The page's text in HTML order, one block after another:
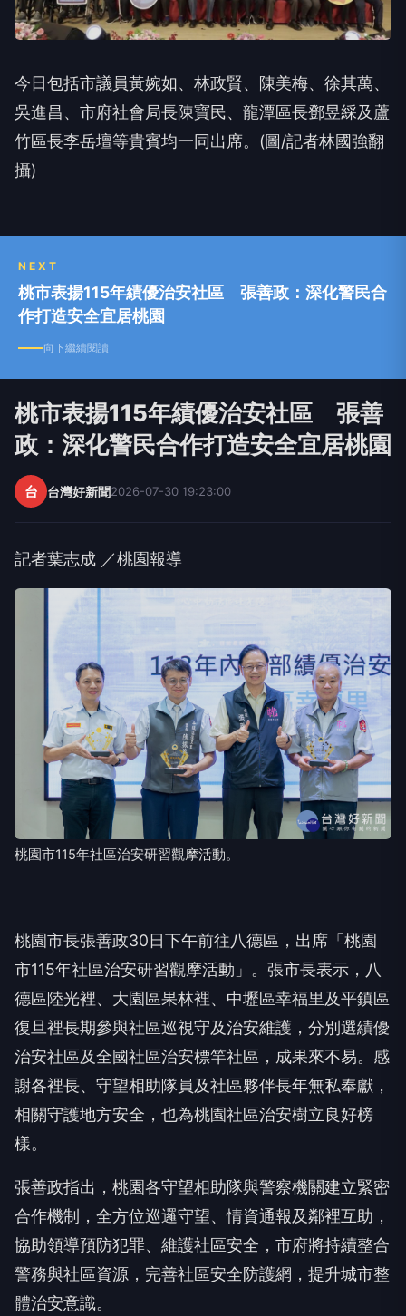
吳進昌、市府社會局長陳寶民、龍潭區長鄧昱綵及蘆
竹區長李岳壇等貴賓均一同出席。(圖/記者林國強翻
攝)
NEXT
桃市表揚115年績優治安社區 張善政：深化警民合
作打造安全宜居桃園
向下繼續閱讀
桃市表揚115年績優治安社區 張善
政：深化警民合作打造安全宜居桃園
台
桃園市115年社區治安研習觀摩活動。
市115年社區治安研習觀摩活動」。張市長表示，八
德區陸光裡、大園區果林裡、中壢區幸福里及平鎮區
復旦裡長期參與社區巡視守及治安維護，分別選績優
治安社區及全國社區治安標竿社區，成果來不易。感
謝各裡長、守望相助隊員及社區夥伴長年無私奉獻，
相關守護地方安全，也為桃園社區治安樹立良好榜
樣。
張善政指出，桃園各守望相助隊與警察機關建立緊密
合作機制，全方位巡邏守望、情資通報及鄰裡互助，
協助領導預防犯罪、維護社區安全，市府將持續整合
警務與社區資源，完善社區安全防護網，提升城市整
體治安意識。